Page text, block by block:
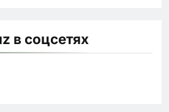
в соцсетях